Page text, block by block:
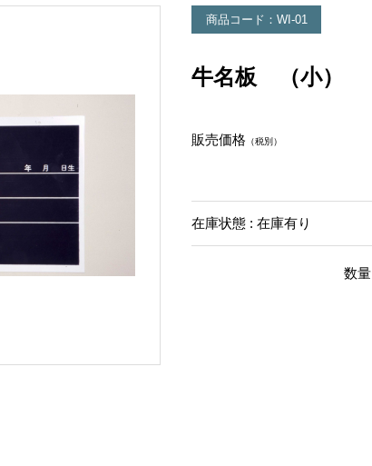
商品コード：WI-01
牛名板 （小）
販売価格 （税別）
在庫状態 : 在庫有り
数量